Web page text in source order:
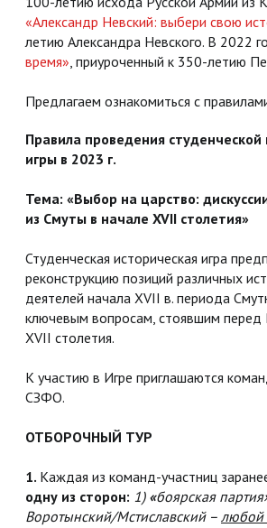
«Александр Невский: выбери свою
летию Александра Невского. В 2022
время» , приуроченный к 350-летию
Предлагаем ознакомиться с
Правила проведения студенческой
игры в 2023 г.
Тема: «Выбор на царство:
из Смуты в начале XVII столетия»
Студенческая историческая игра
реконструкцию позиций различных
деятелей начала XVII в. периода
ключевым вопросам, стоявшим перед
XVII столетия.
К участию в Игре приглашаются
СЗФО.
ОТБОРОЧНЫЙ ТУР
1. Каждая из команд-участниц
одну из сторон: 1)«боярская
Воротынский/Мстиславский – любой